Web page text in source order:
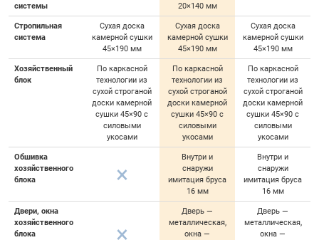
системы
20×140 мм
Стропильная
система
Сухая доска
камерной сушки
45×190 мм
Сухая доска
камерной сушки
45×190 мм
Сухая доска
камерной сушки
45×190 мм
Хозяйственный
блок
По каркасной
технологии из
сухой строганой
доски камерной
сушки 45×90 с
силовыми
укосами
По каркасной
технологии из
сухой строганой
доски камерной
сушки 45×90 с
силовыми
укосами
По каркасной
технологии из
сухой строганой
доски камерной
сушки 45×90 с
силовыми
укосами
Обшивка
хозяйственного
блока
Внутри и
снаружи
имитация бруса
16 мм
Внутри и
снаружи
имитация бруса
16 мм
Двери, окна
хозяйственного
блока
Дверь —
металлическая,
окна —
Дверь —
металлическая,
окна —